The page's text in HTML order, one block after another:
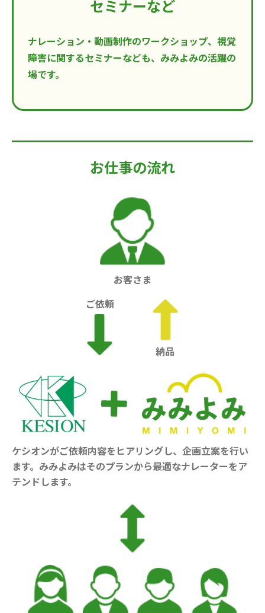
セミナーなど
ナレーション・動画制作のワークショップ、視覚
障害に関するセミナーなども、みみよみの活躍の
場です。
お仕事の流れ
お客さま
ご依頼
納品
ケシオンがご依頼内容をヒアリングし、企画立案を行い
ます。みみよみはそのプランから最適なナレーターをア
テンドします。